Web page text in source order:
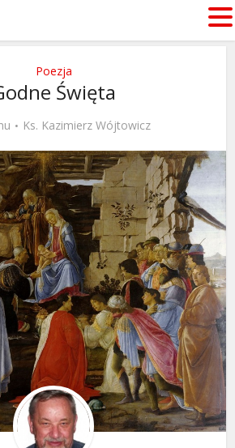
Poezja
Święta
Ks. Kazimierz Wójtowicz